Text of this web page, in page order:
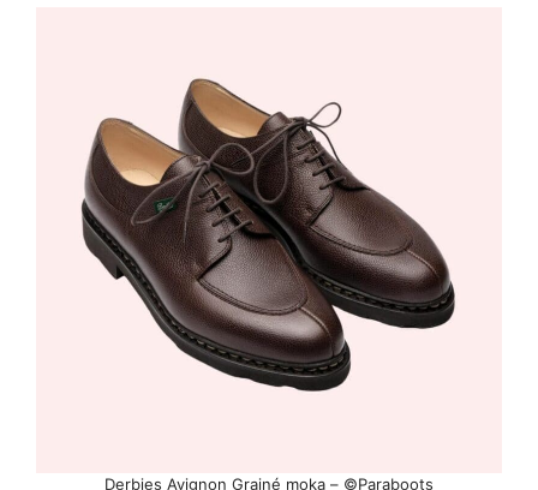
Derbies Avignon Grainé moka – ©Paraboots